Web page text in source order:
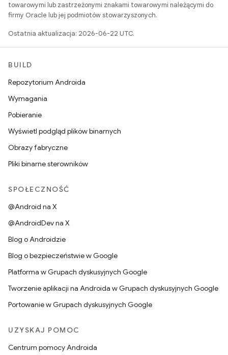
towarowymi lub zastrzeżonymi znakami towarowymi należącymi do
firmy Oracle lub jej podmiotów stowarzyszonych.
Ostatnia aktualizacja: 2026-06-22 UTC.
BUILD
Repozytorium Androida
Wymagania
Pobieranie
Wyświetl podgląd plików binarnych
Obrazy fabryczne
Pliki binarne sterowników
SPOŁECZNOŚĆ
@Android na X
@AndroidDev na X
Blog o Androidzie
Blog o bezpieczeństwie w Google
Platforma w Grupach dyskusyjnych Google
Tworzenie aplikacji na Androida w Grupach dyskusyjnych Google
Portowanie w Grupach dyskusyjnych Google
UZYSKAJ POMOC
Centrum pomocy Androida